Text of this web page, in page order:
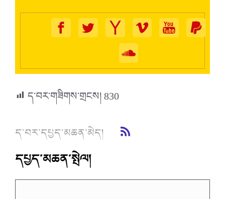
ད་བར་གཟིགས་གྲངས།830
ད་བར་དཔྱད་མཆན་མེད།
དཔྱད་མཆན་སྤེལ།